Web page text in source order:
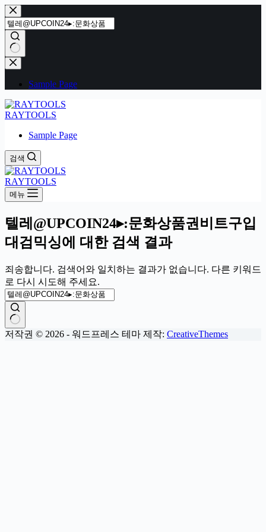
본
문
으
로
건
너
기
결
음
Sample Page
RAYTOOLS
Sample Page
검색
RAYTOOLS
메뉴
텔레@UPCOIN24▸:문화상품권비트구입
대검믹싱에 대한 검색 결과
죄송합니다. 검색어와 일치하는 결과가 없습니다. 다른 키워드
로 다시 시도해 주세요.
결
저작권 © 2026 - 워드프레스 테마 제작: CreativeThemes